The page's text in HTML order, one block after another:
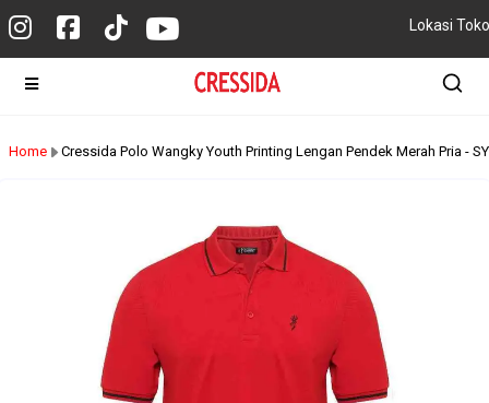
Lokasi Toko
Home Cressida Polo Wangky Youth Printing Lengan Pendek Merah Pria -